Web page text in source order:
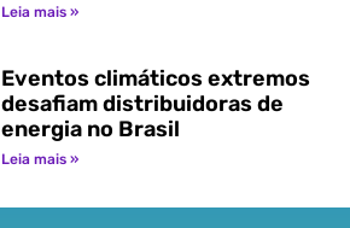
Leia mais »
Eventos climáticos extremos
desafiam distribuidoras de
energia no Brasil
Leia mais »